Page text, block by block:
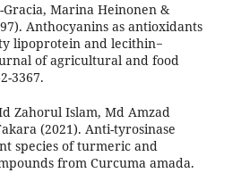
Gracia, Marina Heinonen &
Anthocyanins as antioxidants
lipoprotein and lecithin−
of agricultural and food
3367.
Zahorul Islam, Md Amzad
(2021). Anti-tyrosinase
species of turmeric and
from Curcuma amada.